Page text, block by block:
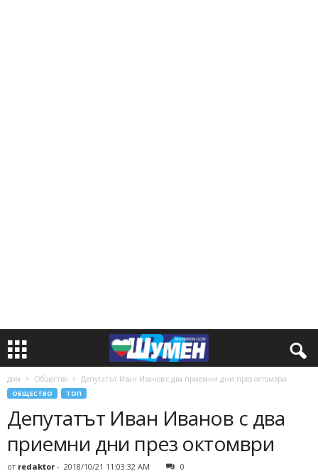
дом Общество Депутатът Иван Иванов с два приемни дни през октомври
ОБЩЕСТВО ТОП
Депутатът Иван Иванов с два
приемни дни през октомври
от redaktor - 2018/10/21 11:03:32 AM 0